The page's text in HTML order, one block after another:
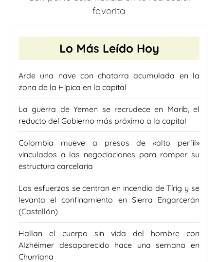
favorita
Lo Más Leído Hoy
Arde una nave con chatarra acumulada en la
zona de la Hípica en la capital
La guerra de Yemen se recrudece en Marib, el
reducto del Gobierno más próximo a la capital
Colombia mueve a presos de «alto perfil»
vinculados a las negociaciones para romper su
estructura carcelaria
Los esfuerzos se centran en incendio de Tírig y se
levanta el confinamiento en Sierra Engarcerán
(Castellón)
Hallan el cuerpo sin vida del hombre con
Alzhéimer desaparecido hace una semana en
Churriana